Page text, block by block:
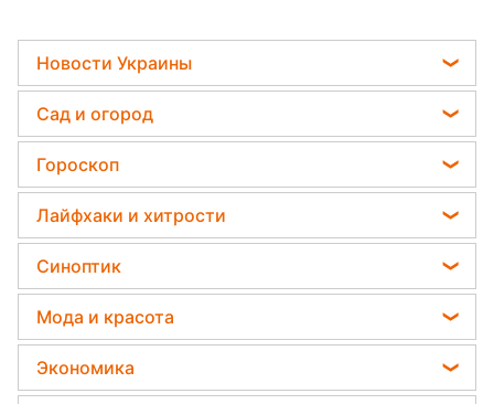
"У Лукашенко паранойя": Фейгин
рассказал о вероятных планах
ликвидации белорусского
диктатора
Алина Дембицкая